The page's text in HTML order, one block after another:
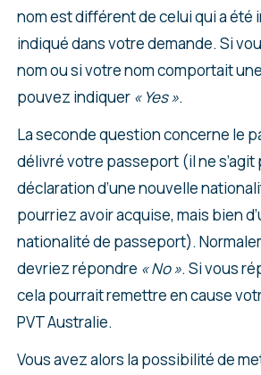
nom est différent de celui qui a été
indiqué dans votre demande. Si
nom ou si votre nom comportait
pouvez indiquer « Yes ».
La seconde question concerne le
délivré votre passeport (il ne s’agit
déclaration d’une nouvelle
pourriez avoir acquise, mais bien
nationalité de passeport).
devriez répondre « No ». Si vous
cela pourrait remettre en cause
PVT Australie.
Vous avez alors la possibilité de